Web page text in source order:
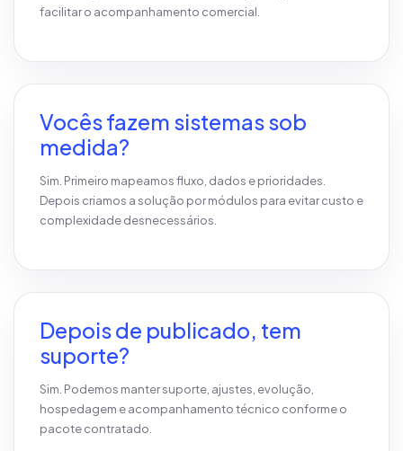
facilitar o acompanhamento comercial.
Vocês fazem sistemas sob
medida?
Sim. Primeiro mapeamos fluxo, dados e prioridades.
Depois criamos a solução por módulos para evitar custo e
complexidade desnecessários.
Depois de publicado, tem
suporte?
Sim. Podemos manter suporte, ajustes, evolução,
hospedagem e acompanhamento técnico conforme o
pacote contratado.